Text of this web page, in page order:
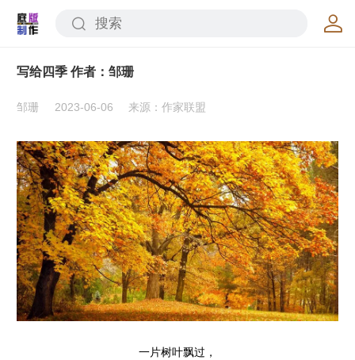
写给四季 作者：邹珊
邹珊 2023-06-06 来源：作家联盟
一片树叶飘过，